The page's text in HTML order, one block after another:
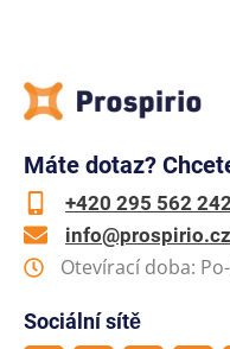
Máte dotaz?
+420 295 562 242
info@prospirio.cz
Otevírací doba:
Sociální sítě